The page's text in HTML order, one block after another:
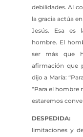
debilidades. Al
la gracia actúa
Jesús. Esa es
hombre. El
ser más que
afirmación que
dijo a María:
“Para el hombre
estaremos
DESPEDIDA:
limitaciones y